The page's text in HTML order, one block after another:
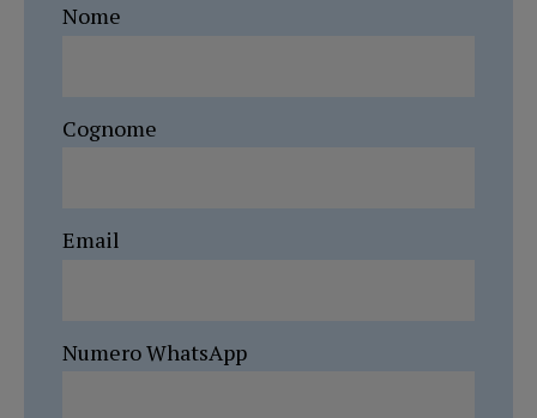
Nome
Cognome
Email
Numero WhatsApp